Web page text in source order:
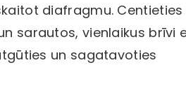
diafragmu. Centieties
sarautos, vienlaikus brīvi
un sagatavoties